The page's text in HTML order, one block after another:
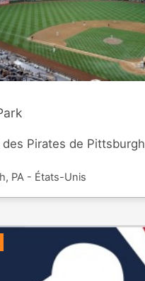
des Pirates de Pittsburgh
PA - États-Unis